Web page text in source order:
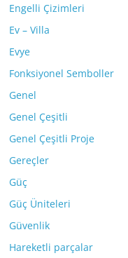
Engelli Çizimleri
Ev – Villa
Evye
Fonksiyonel Semboller
Genel
Genel Çeşitli
Genel Çeşitli Proje
Gereçler
Güç
Güç Üniteleri
Güvenlik
Hareketli parçalar